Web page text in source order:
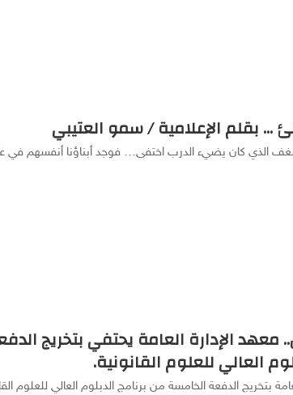
بقلم الإعلامية / سمو العتيبي
الذي كان يضيء الدرب اختفى… فوجد أبناؤنا أنفسهم في
معهد الإدارة العامة يحتفي بتخريج
العالي للعلوم القانونية.
بتخريج الدفعة الخامسة من برنامج الدبلوم العالي للعلوم